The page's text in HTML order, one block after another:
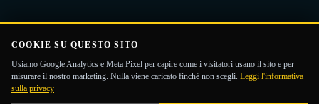
COOKIE SU QUESTO SITO
Usiamo Google Analytics e Meta Pixel per capire come i visitatori usano il sito e per
misurare il nostro marketing. Nulla viene caricato finché non scegli. Leggi l'informativa
sulla privacy